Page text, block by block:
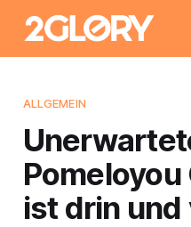
ALLGEMEIN
Pomeloyou
ist drin und